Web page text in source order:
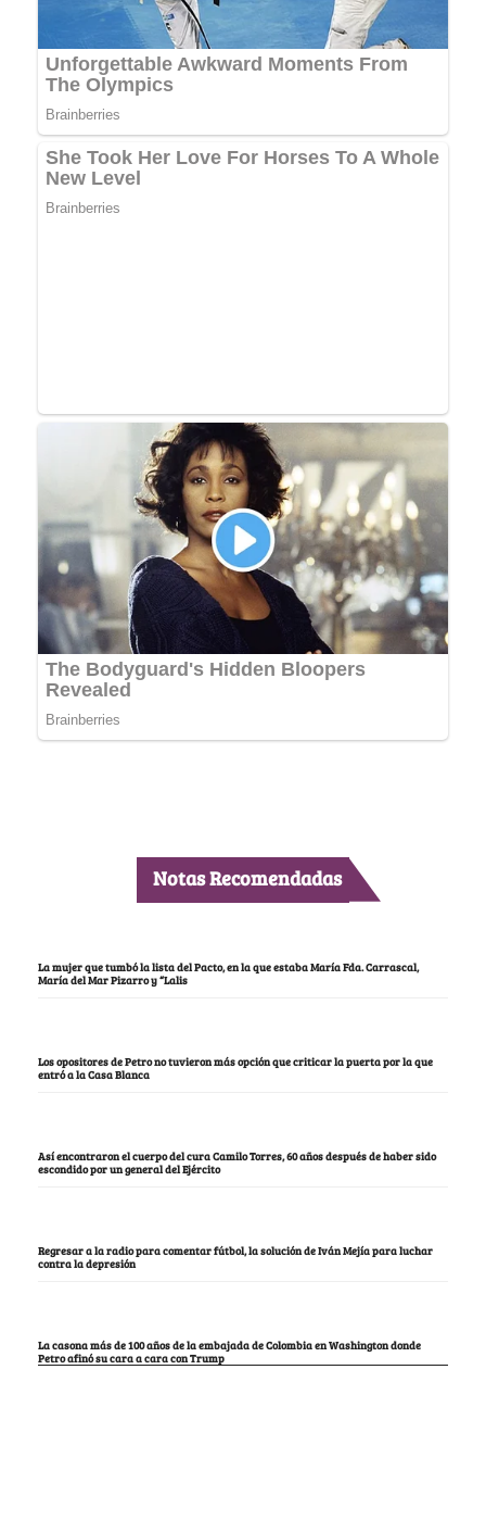
Notas Recomendadas
La mujer que tumbó la lista del Pacto, en la que estaba María Fda. Carrascal,
María del Mar Pizarro y “Lalis
Los opositores de Petro no tuvieron más opción que criticar la puerta por la que
entró a la Casa Blanca
Así encontraron el cuerpo del cura Camilo Torres, 60 años después de haber sido
escondido por un general del Ejército
Regresar a la radio para comentar fútbol, la solución de Iván Mejía para luchar
contra la depresión
La casona más de 100 años de la embajada de Colombia en Washington donde
Petro afinó su cara a cara con Trump